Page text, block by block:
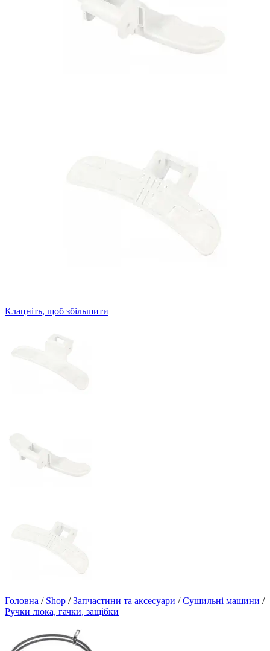
Клацніть, щоб збільшити
Головна / Shop / Запчастини та аксесуари / Сушильні машини /
Ручки люка, гачки, защібки